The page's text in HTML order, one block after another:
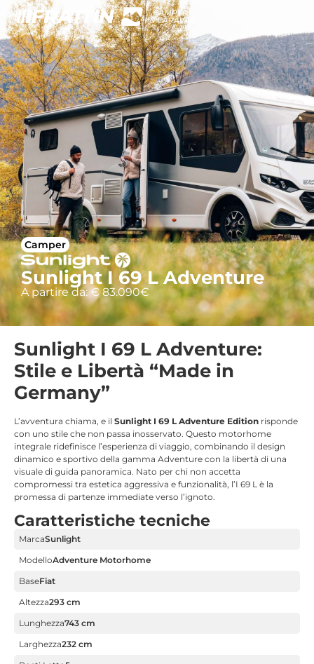
Camper
Sunlight I 69 L Adventure
A partire da: € 83.090€
Sunlight I 69 L Adventure:
Stile e Libertà “Made in
Germany”
L’avventura chiama, e il Sunlight I 69 L Adventure Edition risponde
con uno stile che non passa inosservato. Questo motorhome
integrale ridefinisce l’esperienza di viaggio, combinando il design
dinamico e sportivo della gamma Adventure con la libertà di una
visuale di guida panoramica. Nato per chi non accetta
compromessi tra estetica aggressiva e funzionalità, l’I 69 L è la
promessa di partenze immediate verso l’ignoto.
Caratteristiche tecniche
MarcaSunlight
ModelloAdventure Motorhome
BaseFiat
Altezza293 cm
Lunghezza743 cm
Larghezza232 cm